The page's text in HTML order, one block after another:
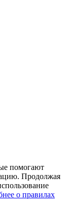
помогают
Продолжая
о правилах